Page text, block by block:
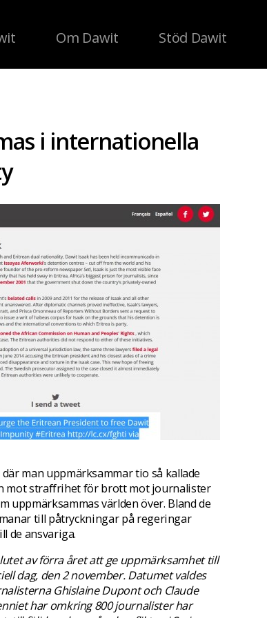
Om Dawit Stöd Dawit
i internationella
man uppmärksammar tio så kallade
mot straffrihet för brott mot journalister
uppmärksammas världen över. Bland de
till påtryckningar på regeringar
de ansvariga.
av förra året att ge uppmärksamhet till
dag, den 2 november. Datumet valdes
Ghislaine Dupont och Claude
har omkring 800 journalister har